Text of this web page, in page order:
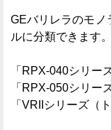
GEバリレラのモノ
ルに分類できます。
「RPX-040シリー
「RPX-050シリー
「VRIIシリーズ（